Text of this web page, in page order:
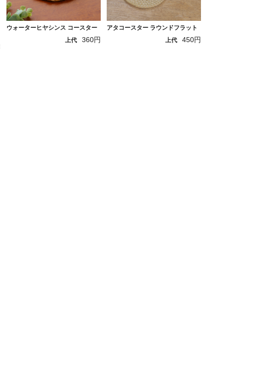
ウォーターヒヤシンス コースター
上代
360円
アタコースター ラウンドフラット
上代
450円